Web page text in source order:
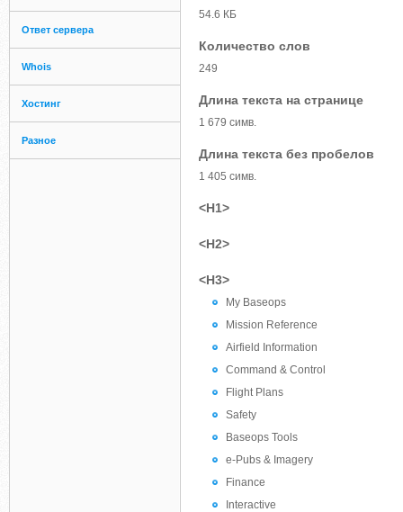
Ответ сервера
Whois
Хостинг
Разное
54.6 КБ
Количество слов
249
Длина текста на странице
1 679 симв.
Длина текста без пробелов
1 405 симв.
<H1>
<H2>
<H3>
My Baseops
Mission Reference
Airfield Information
Command & Control
Flight Plans
Safety
Baseops Tools
e-Pubs & Imagery
Finance
Interactive